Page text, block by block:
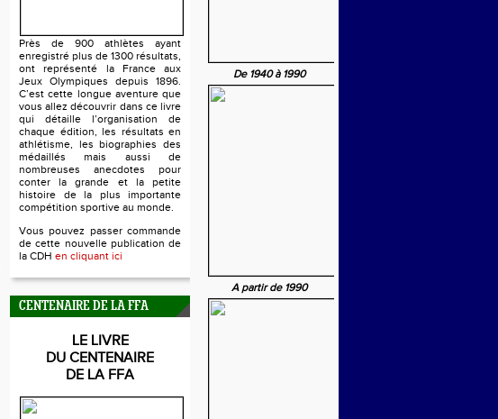
Près de 900 athlètes ayant
enregistré plus de 1300 résultats,
ont représenté la France aux
Jeux Olympiques depuis 1896.
C’est cette longue aventure que
vous allez découvrir dans ce livre
qui détaille l’organisation de
chaque édition, les résultats en
athlétisme, les biographies des
médaillés mais aussi de
nombreuses anecdotes pour
conter la grande et la petite
histoire de la plus importante
compétition sportive au monde.
Vous pouvez passer commande
de cette nouvelle publication de
la CDH en cliquant ici
CENTENAIRE DE LA FFA
LE LIVRE
DU CENTENAIRE
DE LA FFA
De 1940 à 1990
A partir de 1990